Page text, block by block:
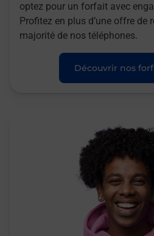
optez pour un forfait avec
Profitez en plus d’une offre de
majorité de nos téléphones.
Découvrir nos